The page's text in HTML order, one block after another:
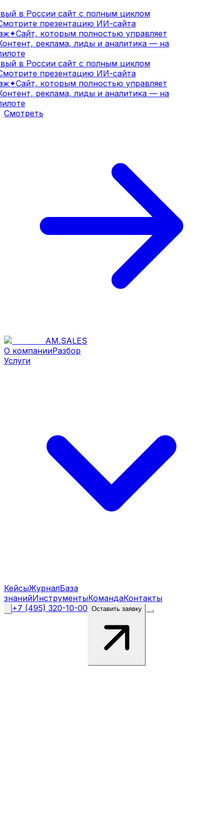
в России сайт с полным циклом
презентацию ИИ-сайта
✦Сайт, которым полностью управляет
реклама, лиды и аналитика — на
в России сайт с полным циклом
презентацию ИИ-сайта
✦Сайт, которым полностью управляет
реклама, лиды и аналитика — на
Смотреть
AM.SALES
О компанииРазбор
Услуги
КейсыЖурналБаза
знанийИнструментыКомандаКонтакты
+7 (495) 320-10-00 Оставить заявку